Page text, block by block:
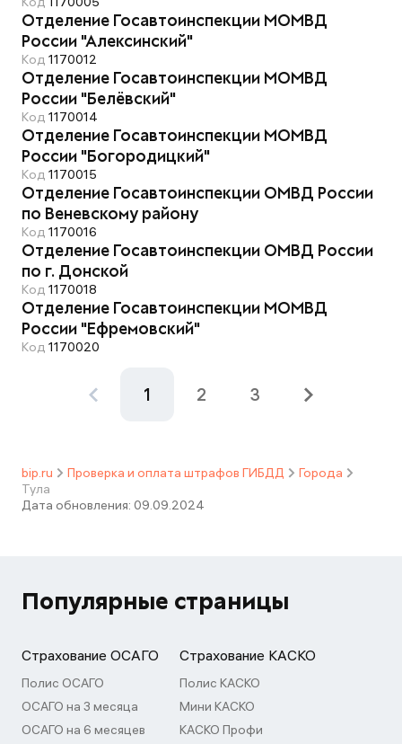
Отделение Госавтоинспекции МОМВД
России "Алексинский"
Код 1170012
Отделение Госавтоинспекции МОМВД
России "Белёвский"
Код 1170014
Отделение Госавтоинспекции МОМВД
России "Богородицкий"
Код 1170015
Отделение Госавтоинспекции ОМВД России
по Веневскому району
Код 1170016
Отделение Госавтоинспекции ОМВД России
по г. Донской
Код 1170018
Отделение Госавтоинспекции МОМВД
России "Ефремовский"
Код 1170020
1 2 3
bip.ru Проверка и оплата штрафов ГИБДД
Города
Тула
Дата обновления: 09.09.2024
Популярные страницы
Страхование ОСАГО
Полис ОСАГО
ОСАГО на 3 месяца
ОСАГО на 6 месяцев
Страхование КАСКО
Полис КАСКО
Мини КАСКО
КАСКО Профи